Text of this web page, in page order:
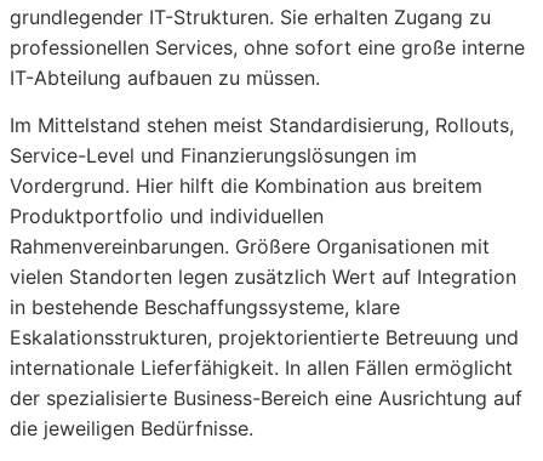
grundlegender IT-Strukturen. Sie erhalten Zugang zu
professionellen Services, ohne sofort eine große interne
IT-Abteilung aufbauen zu müssen.
Im Mittelstand stehen meist Standardisierung, Rollouts,
Service-Level und Finanzierungslösungen im
Vordergrund. Hier hilft die Kombination aus breitem
Produktportfolio und individuellen
Rahmenvereinbarungen. Größere Organisationen mit
vielen Standorten legen zusätzlich Wert auf Integration
in bestehende Beschaffungssysteme, klare
Eskalationsstrukturen, projektorientierte Betreuung und
internationale Lieferfähigkeit. In allen Fällen ermöglicht
der spezialisierte Business-Bereich eine Ausrichtung auf
die jeweiligen Bedürfnisse.